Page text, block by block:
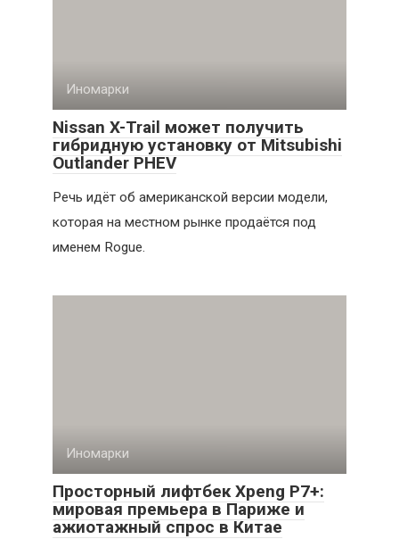
Иномарки
Nissan X-Trail может получить
гибридную установку от Mitsubishi
Outlander PHEV
Речь идёт об американской версии модели,
которая на местном рынке продаётся под
именем Rogue.
Иномарки
Просторный лифтбек Xpeng P7+:
мировая премьера в Париже и
ажиотажный спрос в Китае